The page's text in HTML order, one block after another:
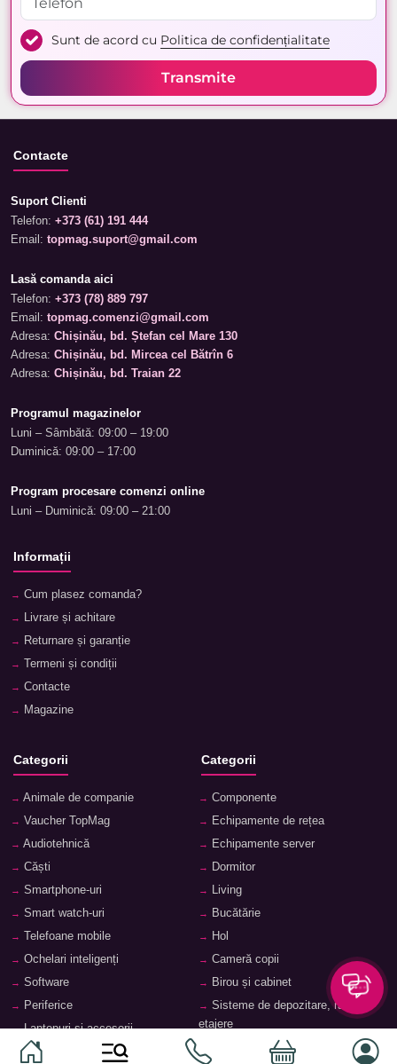
Sunt de acord cu Politica de confidențialitate
Transmite
Contacte
Suport Clienti
Telefon: +373 (61) 191 444
Email: topmag.suport@gmail.com
Lasă comanda aici
Telefon: +373 (78) 889 797
Email: topmag.comenzi@gmail.com
Adresa: Chișinău, bd. Ștefan cel Mare 130
Adresa: Chișinău, bd. Mircea cel Bătrîn 6
Adresa: Chișinău, bd. Traian 22
Programul magazinelor
Luni – Sâmbătă: 09:00 – 19:00
Duminică: 09:00 – 17:00
Program procesare comenzi online
Luni – Duminică: 09:00 – 21:00
Informații
Cum plasez comanda?
Livrare și achitare
Returnare și garanție
Termeni și condiții
Contacte
Magazine
Categorii
Animale de companie
Vaucher TopMag
Audiotehnică
Căști
Smartphone-uri
Smart watch-uri
Telefoane mobile
Ochelari inteligenți
Software
Periferice
Laptopuri și accesorii
Tablete și accesorii
Categorii
Componente
Echipamente de rețea
Echipamente server
Dormitor
Living
Bucătărie
Hol
Cameră copii
Birou și cabinet
Sisteme de depozitare, rafturi,
etajere
Feronerie și accesorii pentru